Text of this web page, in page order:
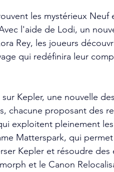
les mystérieux Neuf
l'aide de Lodi, un
Rey, les joueurs
qui redéfinira leur
Kepler, une nouvelle
chacune proposant des
exploitent pleinement
Matterspark, qui
Kepler et résoudre des
et le Canon